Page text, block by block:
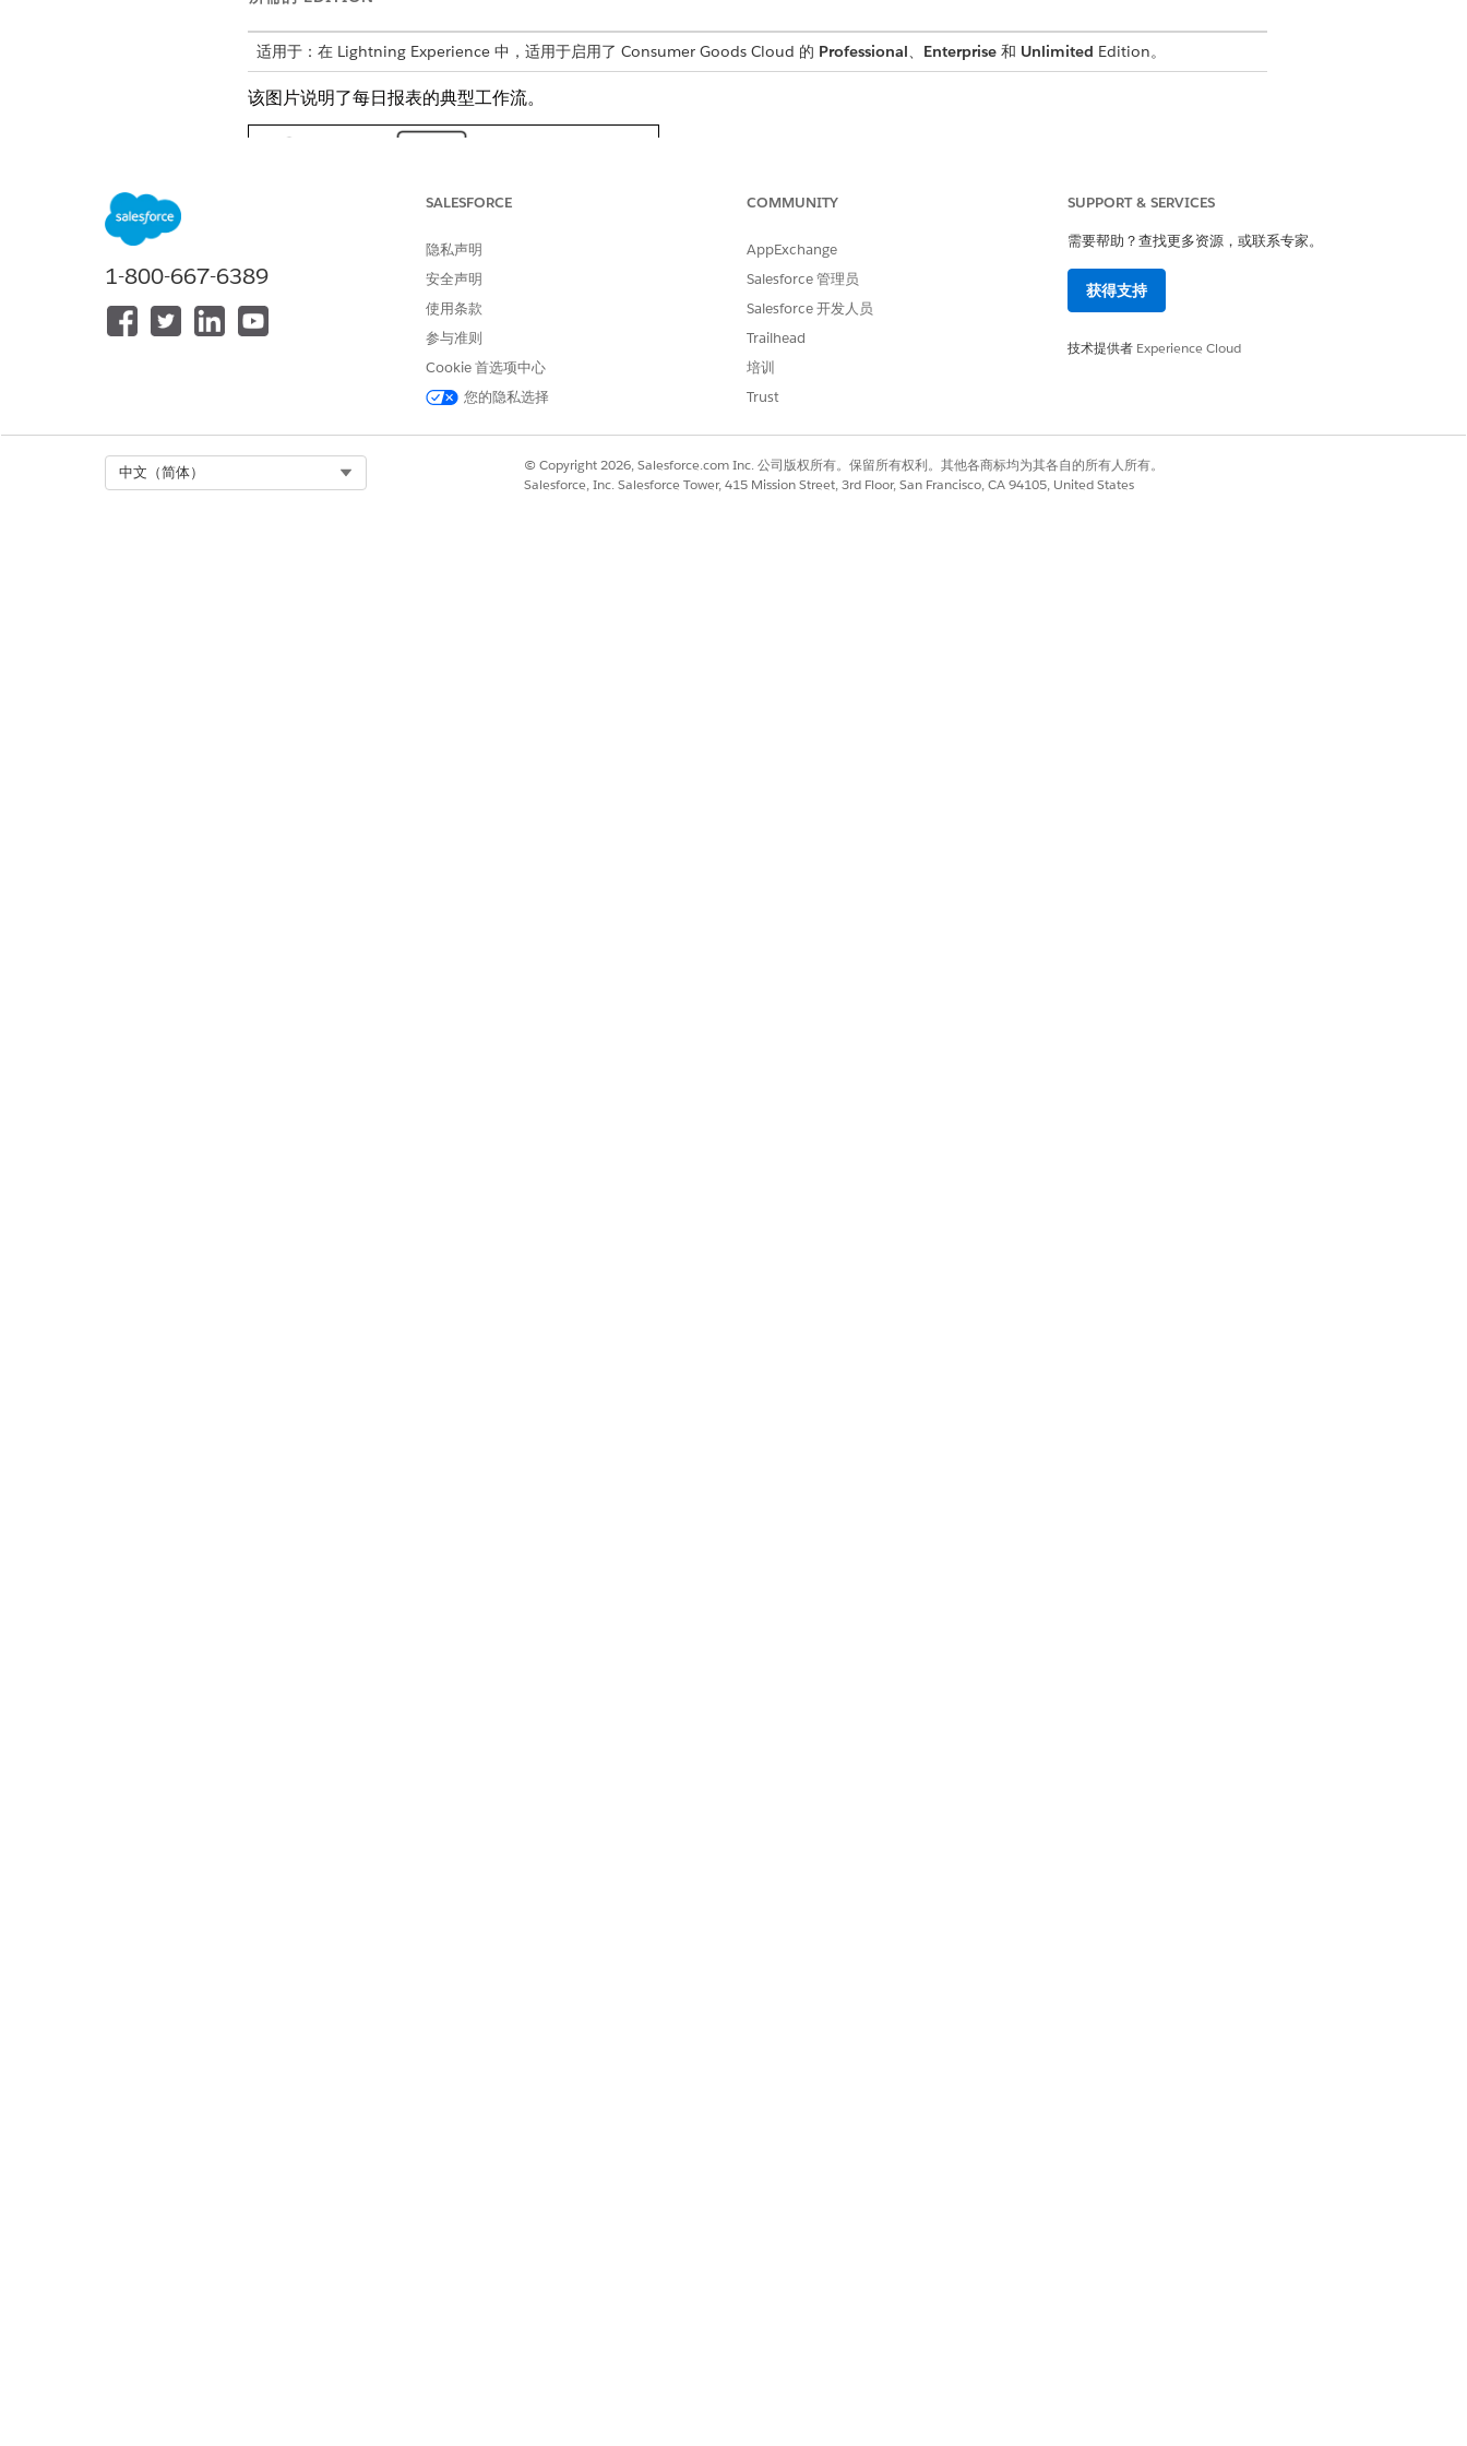
适用于：在 Lightning Experience 中，适用于启用了 Consumer Goods Cloud 的 Professional、 Enterprise和 Unlimited Edition。
该图片说明了每日报表的典型工作流。
代表输入每个活动所花费的时间，然后发布报表。报表的负责用户会更改，并向主管发送报表以待批准。
创建每日报表模板
使用每日报表模板创建每日报表。每日报表模板指定报表的基本特征，例如使用的工作流和创建报表的平台。
1-800-667-6389
SALESFORCE
隐私声明
安全声明
使用条款
参与准则
Cookie 首选项中心
您的隐私选择
COMMUNITY
AppExchange
Salesforce 管理员
Salesforce 开发人员
Trailhead
培训
Trust
SUPPORT & SERVICES
需要帮助？查找更多资源，或联系专家。
获得支持
技术提供者 Experience Cloud
中文（简体）
© Copyright 2026, Salesforce.com Inc. 公司版权所有。保留所有权利。其他各商标均为其各自的所有人所有。
Salesforce, Inc. Salesforce Tower, 415 Mission Street, 3rd Floor, San Francisco, CA 94105, United States